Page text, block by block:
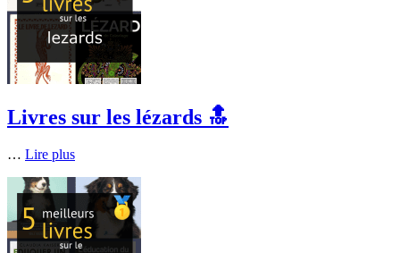
Livres sur les lézards 🔝
… Lire plus